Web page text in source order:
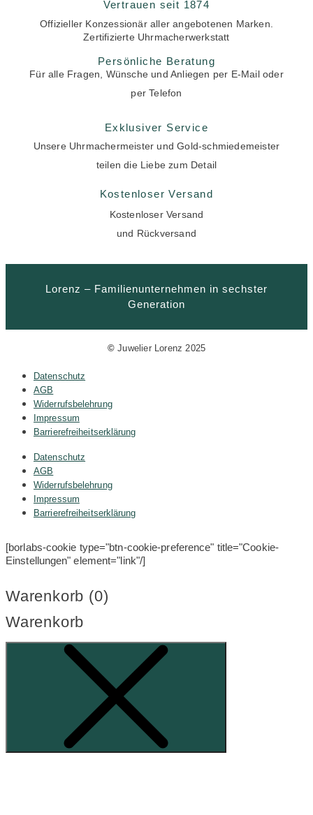
Vertrauen seit 1874
Offizieller Konzessionär aller angebotenen Marken.
Zertifizierte Uhrmacherwerkstatt
Persönliche Beratung
Für alle Fragen, Wünsche und Anliegen per E-Mail oder
per Telefon
Exklusiver Service
Unsere Uhrmachermeister und Gold-schmiedemeister
teilen die Liebe zum Detail
Kostenloser Versand
Kostenloser Versand
und Rückversand
Lorenz – Familienunternehmen in sechster
Generation
© Juwelier Lorenz 2025
Datenschutz
AGB
Widerrufsbelehrung
Impressum
Barrierefreiheitserklärung
Datenschutz
AGB
Widerrufsbelehrung
Impressum
Barrierefreiheitserklärung
[borlabs-cookie type="btn-cookie-preference" title="Cookie-
Einstellungen" element="link"/]
Warenkorb (0)
Warenkorb